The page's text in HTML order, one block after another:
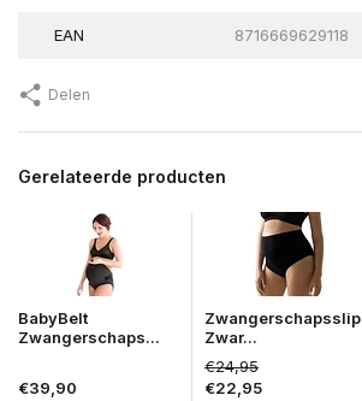
EAN 8716669629118
Delen
Gerelateerde producten
BabyBelt
Zwangerschaps...
€39,90
Zwangerschapsslip
Zwar...
€24,95
€22,95